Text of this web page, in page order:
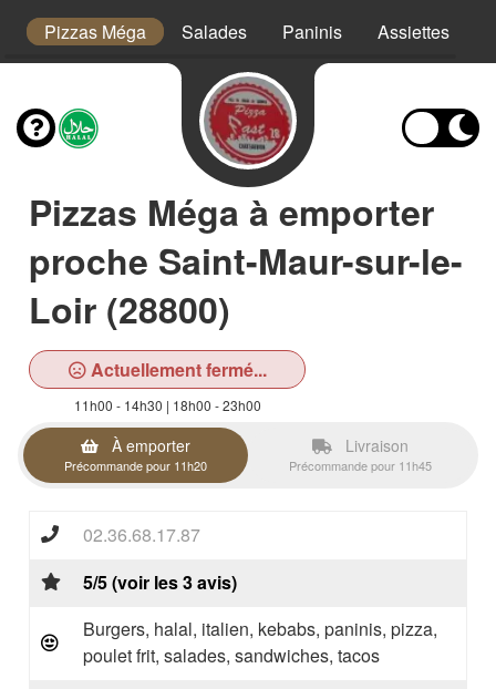
Pizzas Méga Salades Paninis Assiettes
Pizzas Méga à emporter
proche Saint-Maur-sur-le-
Loir (28800)
Actuellement fermé...
11h00 - 14h30 | 18h00 - 23h00
À emporter
Précommande pour 11h20
Livraison
Précommande pour 11h45
02.36.68.17.87
5/5 (voir les 3 avis)
Burgers, halal, italien, kebabs, paninis, pizza,
poulet frit, salades, sandwiches, tacos